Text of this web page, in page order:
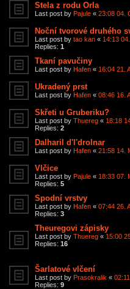
Stela z rodu Orla
Last post by Pajule « 23:08 04.
Noční tvorové druhého
Last post by tao kan « 14:13
Replies: 1
Tkaní pavučiny
Last post by Hafen « 16:04 21.
Ukradený prst
Last post by Hafen « 08:46 16.
Skřeti u Gruberiku?
Last post by Thuereg « 18:18
Replies: 2
Dalharil d'l'drolnar
Last post by Hafen « 21:58 14.
Vlčice
Last post by Pajule « 18:33 07.
Replies: 5
Spodní vrstvy
Last post by Hafen « 07:44 26.
Replies: 3
Theuregovi zápisky
Last post by Thuereg « 15:00
Replies: 16
Šarlatové vlčení
Last post by Prasokralik «
Replies: 9